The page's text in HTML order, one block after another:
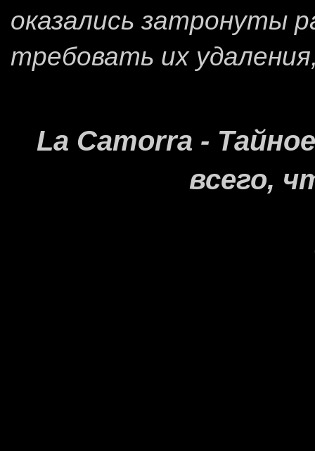
оказались затронуты
требовать их
La Camorra -
всего,